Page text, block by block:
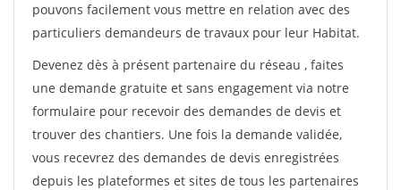
pouvons facilement vous mettre en relation avec des
particuliers demandeurs de travaux pour leur Habitat.
Devenez dès à présent partenaire du réseau , faites
une demande gratuite et sans engagement via notre
formulaire pour recevoir des demandes de devis et
trouver des chantiers. Une fois la demande validée,
vous recevrez des demandes de devis enregistrées
depuis les plateformes et sites de tous les partenaires